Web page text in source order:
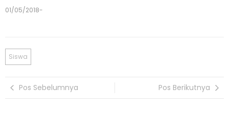
01/05/2018-
Siswa
Pos Sebelumnya Pos Berikutnya